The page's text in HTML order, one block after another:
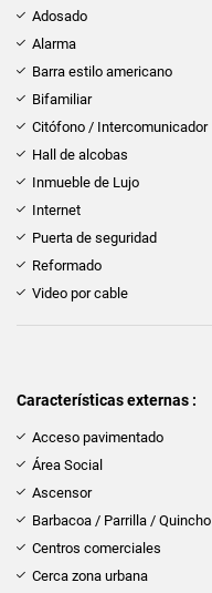
Adosado
Alarma
Barra estilo americano
Bifamiliar
Citófono / Intercomunicador
Hall de alcobas
Inmueble de Lujo
Internet
Puerta de seguridad
Reformado
Video por cable
Características externas :
Acceso pavimentado
Área Social
Ascensor
Barbacoa / Parrilla / Quincho
Centros comerciales
Cerca zona urbana